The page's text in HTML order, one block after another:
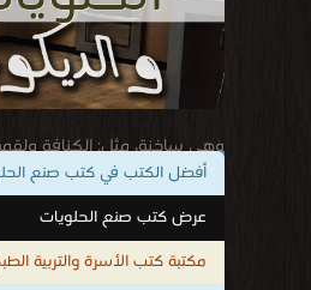
وهي ساخنة، مثل: الكنافة
كتب اكبر موقع صنع الحلويات
أفضل الكتب في كتب صنع
عرض كتب صنع الحلويات
مكتبة كتب الأسرة والتربية